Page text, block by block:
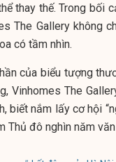
thay thế. Trong bối
The Gallery không
có tầm nhìn.
của biểu tượng
Vinhomes The
biết nắm lấy cơ hội
Thủ đô nghìn năm văn